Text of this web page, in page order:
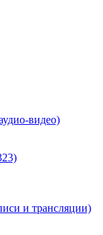
видео)
и трансляции)